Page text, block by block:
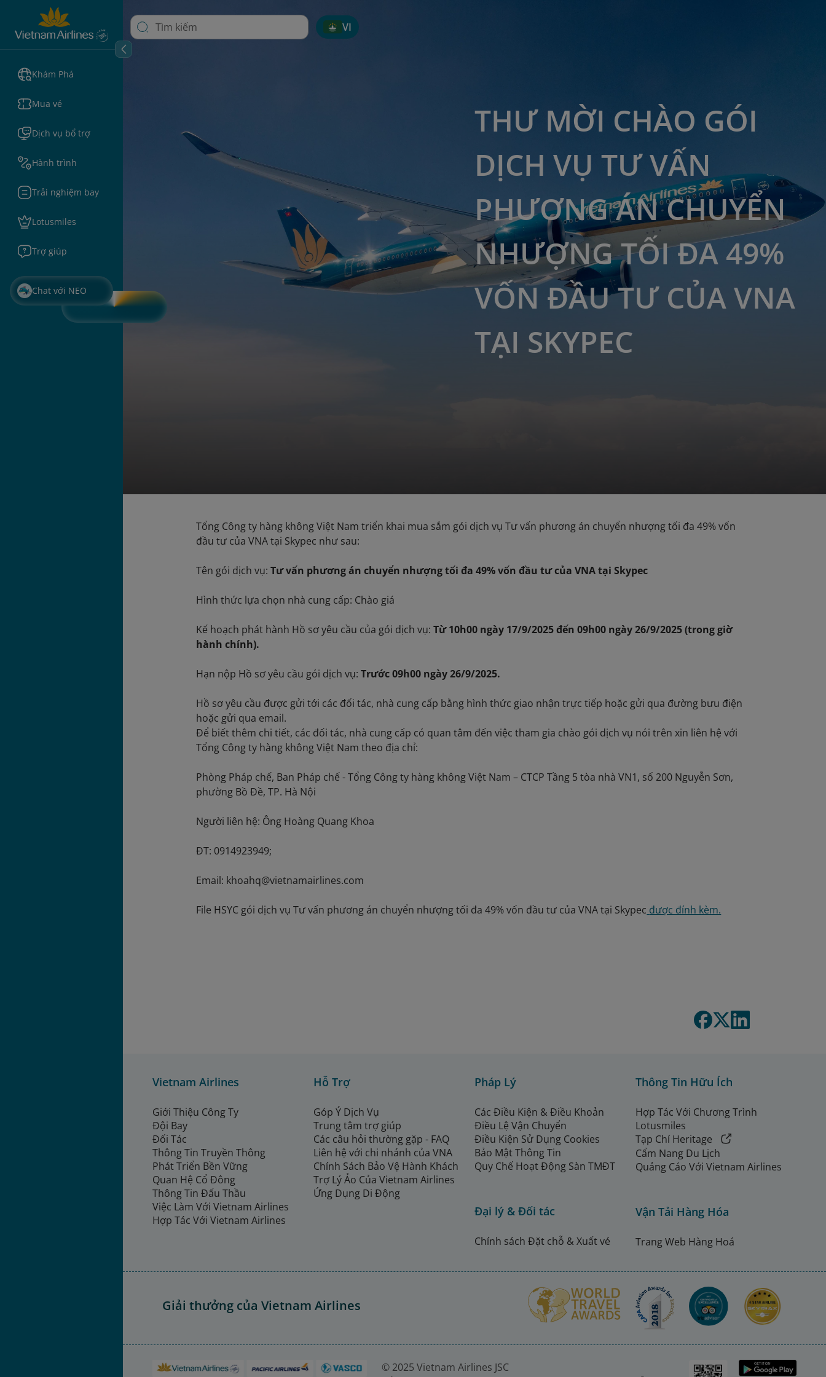
Khám Phá
Mua vé
Dịch vụ bổ trợ
Hành trình
Trải nghiệm bay
Lotusmiles
Trợ giúp
Chat với NEO
VI
THƯ MỜI CHÀO GÓI
DỊCH VỤ TƯ VẤN
PHƯƠNG ÁN CHUYỂN
NHƯỢNG TỐI ĐA 49%
VỐN ĐẦU TƯ CỦA VNA
TẠI SKYPEC
Tổng Công ty hàng không Việt Nam triển khai mua sắm gói dịch vụ Tư vấn phương án chuyển nhượng tối đa 49% vốn
đầu tư của VNA tại Skypec như sau:
Tên gói dịch vụ:Tư vấn phương án chuyển nhượng tối đa 49% vốn đầu tư của VNA tại Skypec
Hình thức lựa chọn nhà cung cấp: Chào giá
Kế hoạch phát hành Hồ sơ yêu cầu của gói dịch vụ:Từ 10h00 ngày 17/9/2025 đến 09h00 ngày 26/9/2025 (trong giờ
hành chính).
Hạn nộp Hồ sơ yêu cầu gói dịch vụ:Trước 09h00 ngày 26/9/2025.
Hồ sơ yêu cầu được gửi tới các đối tác, nhà cung cấp bằng hình thức giao nhận trực tiếp hoặc gửi qua đường bưu điện
hoặc gửi qua email.
Để biết thêm chi tiết, các đối tác, nhà cung cấp có quan tâm đến việc tham gia chào gói dịch vụ nói trên xin liên hệ với
Tổng Công ty hàng không Việt Nam theo địa chỉ:
Phòng Pháp chế, Ban Pháp chế - Tổng Công ty hàng không Việt Nam – CTCP Tầng 5 tòa nhà VN1, số 200 Nguyễn Sơn,
phường Bồ Đề, TP. Hà Nội
Người liên hệ: Ông Hoàng Quang Khoa
ĐT: 0914923949;
Email: khoahq@vietnamairlines.com
File HSYC gói dịch vụ Tư vấn phương án chuyển nhượng tối đa 49% vốn đầu tư của VNA tại Skypec được đính kèm.
Vietnam Airlines
Giới Thiệu Công Ty
Đội Bay
Đối Tác
Thông Tin Truyền Thông
Phát Triển Bền Vững
Quan Hệ Cổ Đông
Thông Tin Đấu Thầu
Việc Làm Với Vietnam Airlines
Hợp Tác Với Vietnam Airlines
Hỗ Trợ
Góp Ý Dịch Vụ
Trung tâm trợ giúp
Các câu hỏi thường gặp - FAQ
Liên hệ với chi nhánh của VNA
Chính Sách Bảo Vệ Hành Khách
Trợ Lý Ảo Của Vietnam Airlines
Ứng Dụng Di Động
Pháp Lý
Các Điều Kiện & Điều Khoản
Điều Lệ Vận Chuyển
Điều Kiện Sử Dụng Cookies
Bảo Mật Thông Tin
Quy Chế Hoạt Động Sàn TMĐT
Đại lý & Đối tác
Chính sách Đặt chỗ & Xuất vé
Thông Tin Hữu Ích
Hợp Tác Với Chương Trình
Lotusmiles
Tạp Chí Heritage
Cẩm Nang Du Lịch
Quảng Cáo Với Vietnam Airlines
Vận Tải Hàng Hóa
Trang Web Hàng Hoá
Giải thưởng của Vietnam Airlines
© 2025 Vietnam Airlines JSC